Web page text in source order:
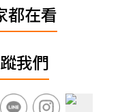
都在看
我們